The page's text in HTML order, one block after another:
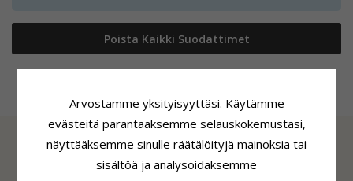
Poista Kaikki Suodattimet
TIEDOT
Arvostamme yksityisyyttäsi. Käytämme
evästeitä parantaaksemme selauskokemustasi,
näyttääksemme sinulle räätälöityjä mainoksia tai
sisältöä ja analysoidaksemme